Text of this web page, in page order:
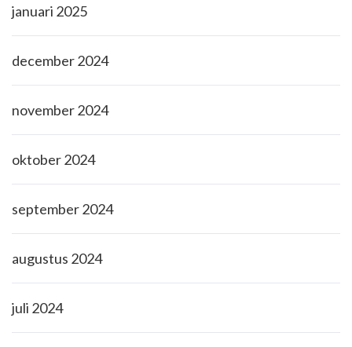
januari 2025
december 2024
november 2024
oktober 2024
september 2024
augustus 2024
juli 2024